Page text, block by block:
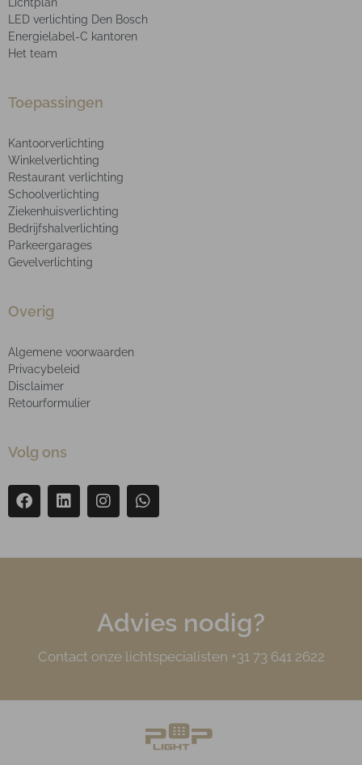
LED verlichting Den Bosch
Energielabel-C kantoren
Het team
Toepassingen
Kantoorverlichting
Winkelverlichting
Restaurant verlichting
Schoolverlichting
Ziekenhuisverlichting
Bedrijfshalverlichting
Parkeergarages
Gevelverlichting
Overig
Algemene voorwaarden
Privacybeleid
Disclaimer
Retourformulier
Volg ons
Advies nodig?
Contact onze lichtspecialisten +31 73 641 2622